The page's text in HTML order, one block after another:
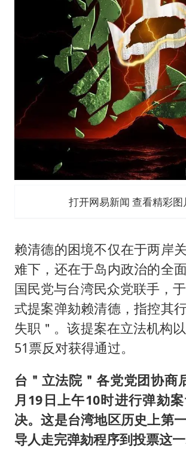
打开网易新闻 查看精彩图
赖清德的困境不仅在于两岸
难下，还在于岛内政治的全
国民党与台湾民众党联手，
式提案弹劾赖清德，指控其行
失职＂。该提案在立法机构以
51票反对获得通过。
台＂立法院＂各党党团协商
月19日上午10时进行弹劾
决。这是台湾地区历史上第
导人走完弹劾程序到投票这一